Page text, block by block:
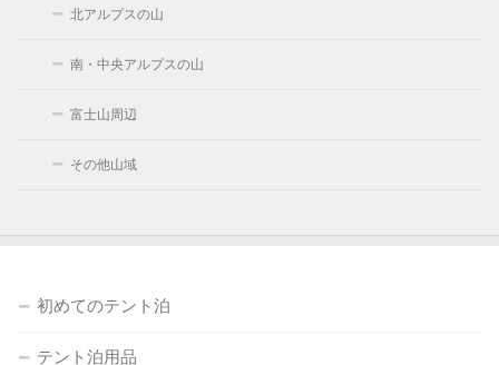
北アルプスの山
南・中央アルプスの山
富士山周辺
その他山域
初めてのテント泊
テント泊用品